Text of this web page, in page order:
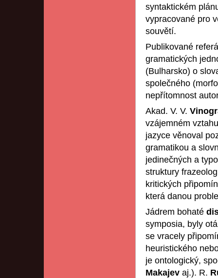
syntaktickém
vypracované pro
souvětí.
Publikované
gramatických
(Bulharsko) o
společného
nepřítomnost
Akad. V. V.
vzájemném
jazyce věnoval
gramatikou a
jedinečných a
struktury
kritických
která danou
Jádrem bohaté
symposia, byly
se vracely
heuristického
je ontologický,
Makajev aj.). R.